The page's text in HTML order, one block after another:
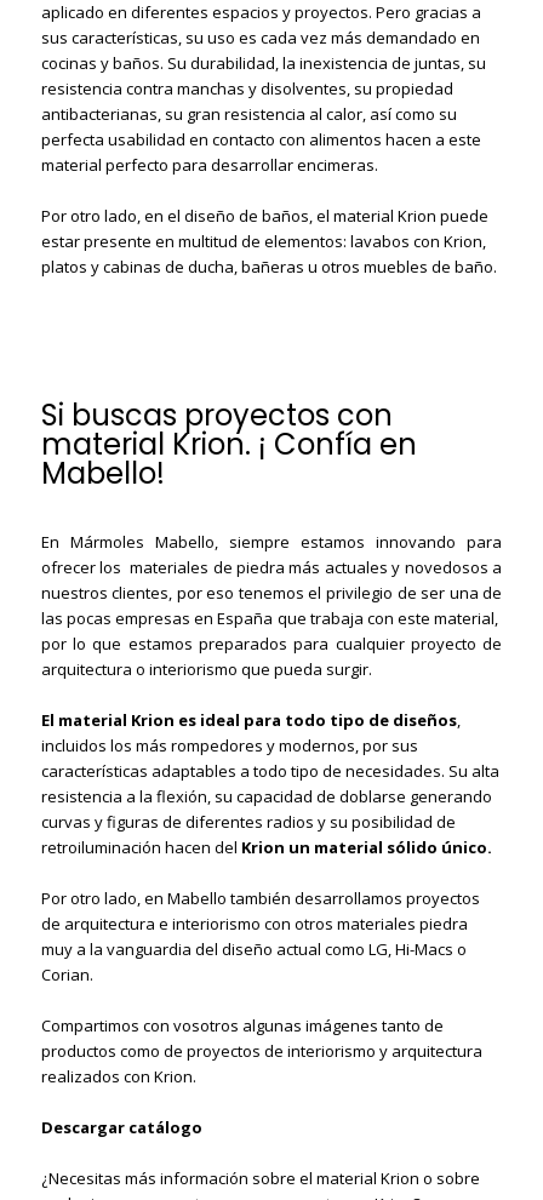
aplicado en diferentes espacios y proyectos. Pero gracias a
sus características, su uso es cada vez más demandado en
cocinas y baños. Su durabilidad, la inexistencia de juntas, su
resistencia contra manchas y disolventes, su propiedad
antibacterianas, su gran resistencia al calor, así como su
perfecta usabilidad en contacto con alimentos hacen a este
material perfecto para desarrollar encimeras.
Por otro lado, en el diseño de baños, el material Krion puede
estar presente en multitud de elementos: lavabos con Krion,
platos y cabinas de ducha, bañeras u otros muebles de baño.
Si buscas proyectos con
material Krion. ¡ Confía en
Mabello!
En Mármoles Mabello, siempre estamos innovando para
ofrecer los materiales de piedra más actuales y novedosos a
nuestros clientes, por eso tenemos el privilegio de ser una de
las pocas empresas en España que trabaja con este material,
por lo que estamos preparados para cualquier proyecto de
arquitectura o interiorismo que pueda surgir.
El material Krion es ideal para todo tipo de diseños,
incluidos los más rompedores y modernos, por sus
características adaptables a todo tipo de necesidades. Su alta
resistencia a la flexión, su capacidad de doblarse generando
curvas y figuras de diferentes radios y su posibilidad de
retroiluminación hacen del Krion un material sólido único.
Por otro lado, en Mabello también desarrollamos proyectos
de arquitectura e interiorismo con otros materiales piedra
muy a la vanguardia del diseño actual como LG, Hi-Macs o
Corian.
Compartimos con vosotros algunas imágenes tanto de
productos como de proyectos de interiorismo y arquitectura
realizados con Krion.
Descargar catálogo
¿Necesitas más información sobre el material Krion o sobre